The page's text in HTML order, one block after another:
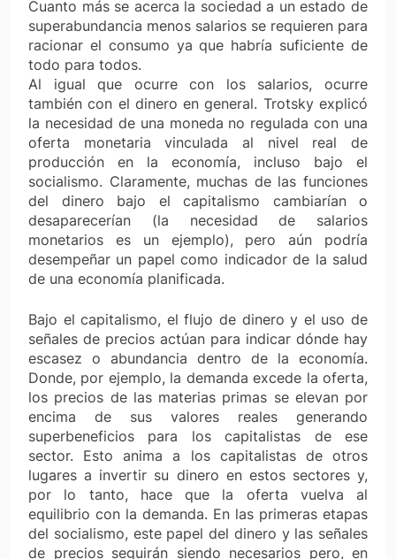
Cuanto más se acerca la sociedad a un estado de
superabundancia menos salarios se requieren para
racionar el consumo ya que habría suficiente de
todo para todos.
Al igual que ocurre con los salarios, ocurre
también con el dinero en general. Trotsky explicó
la necesidad de una moneda no regulada con una
oferta monetaria vinculada al nivel real de
producción en la economía, incluso bajo el
socialismo. Claramente, muchas de las funciones
del dinero bajo el capitalismo cambiarían o
desaparecerían (la necesidad de salarios
monetarios es un ejemplo), pero aún podría
desempeñar un papel como indicador de la salud
de una economía planificada.
Bajo el capitalismo, el flujo de dinero y el uso de
señales de precios actúan para indicar dónde hay
escasez o abundancia dentro de la economía.
Donde, por ejemplo, la demanda excede la oferta,
los precios de las materias primas se elevan por
encima de sus valores reales generando
superbeneficios para los capitalistas de ese
sector. Esto anima a los capitalistas de otros
lugares a invertir su dinero en estos sectores y,
por lo tanto, hace que la oferta vuelva al
equilibrio con la demanda. En las primeras etapas
del socialismo, este papel del dinero y las señales
de precios seguirán siendo necesarios pero, en